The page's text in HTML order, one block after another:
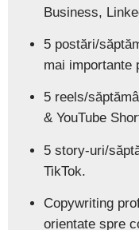
Business,
5 postări/
mai importante
5 reels/
& YouTube
5 story-uri/
TikTok.
Copywriting
orientate spre